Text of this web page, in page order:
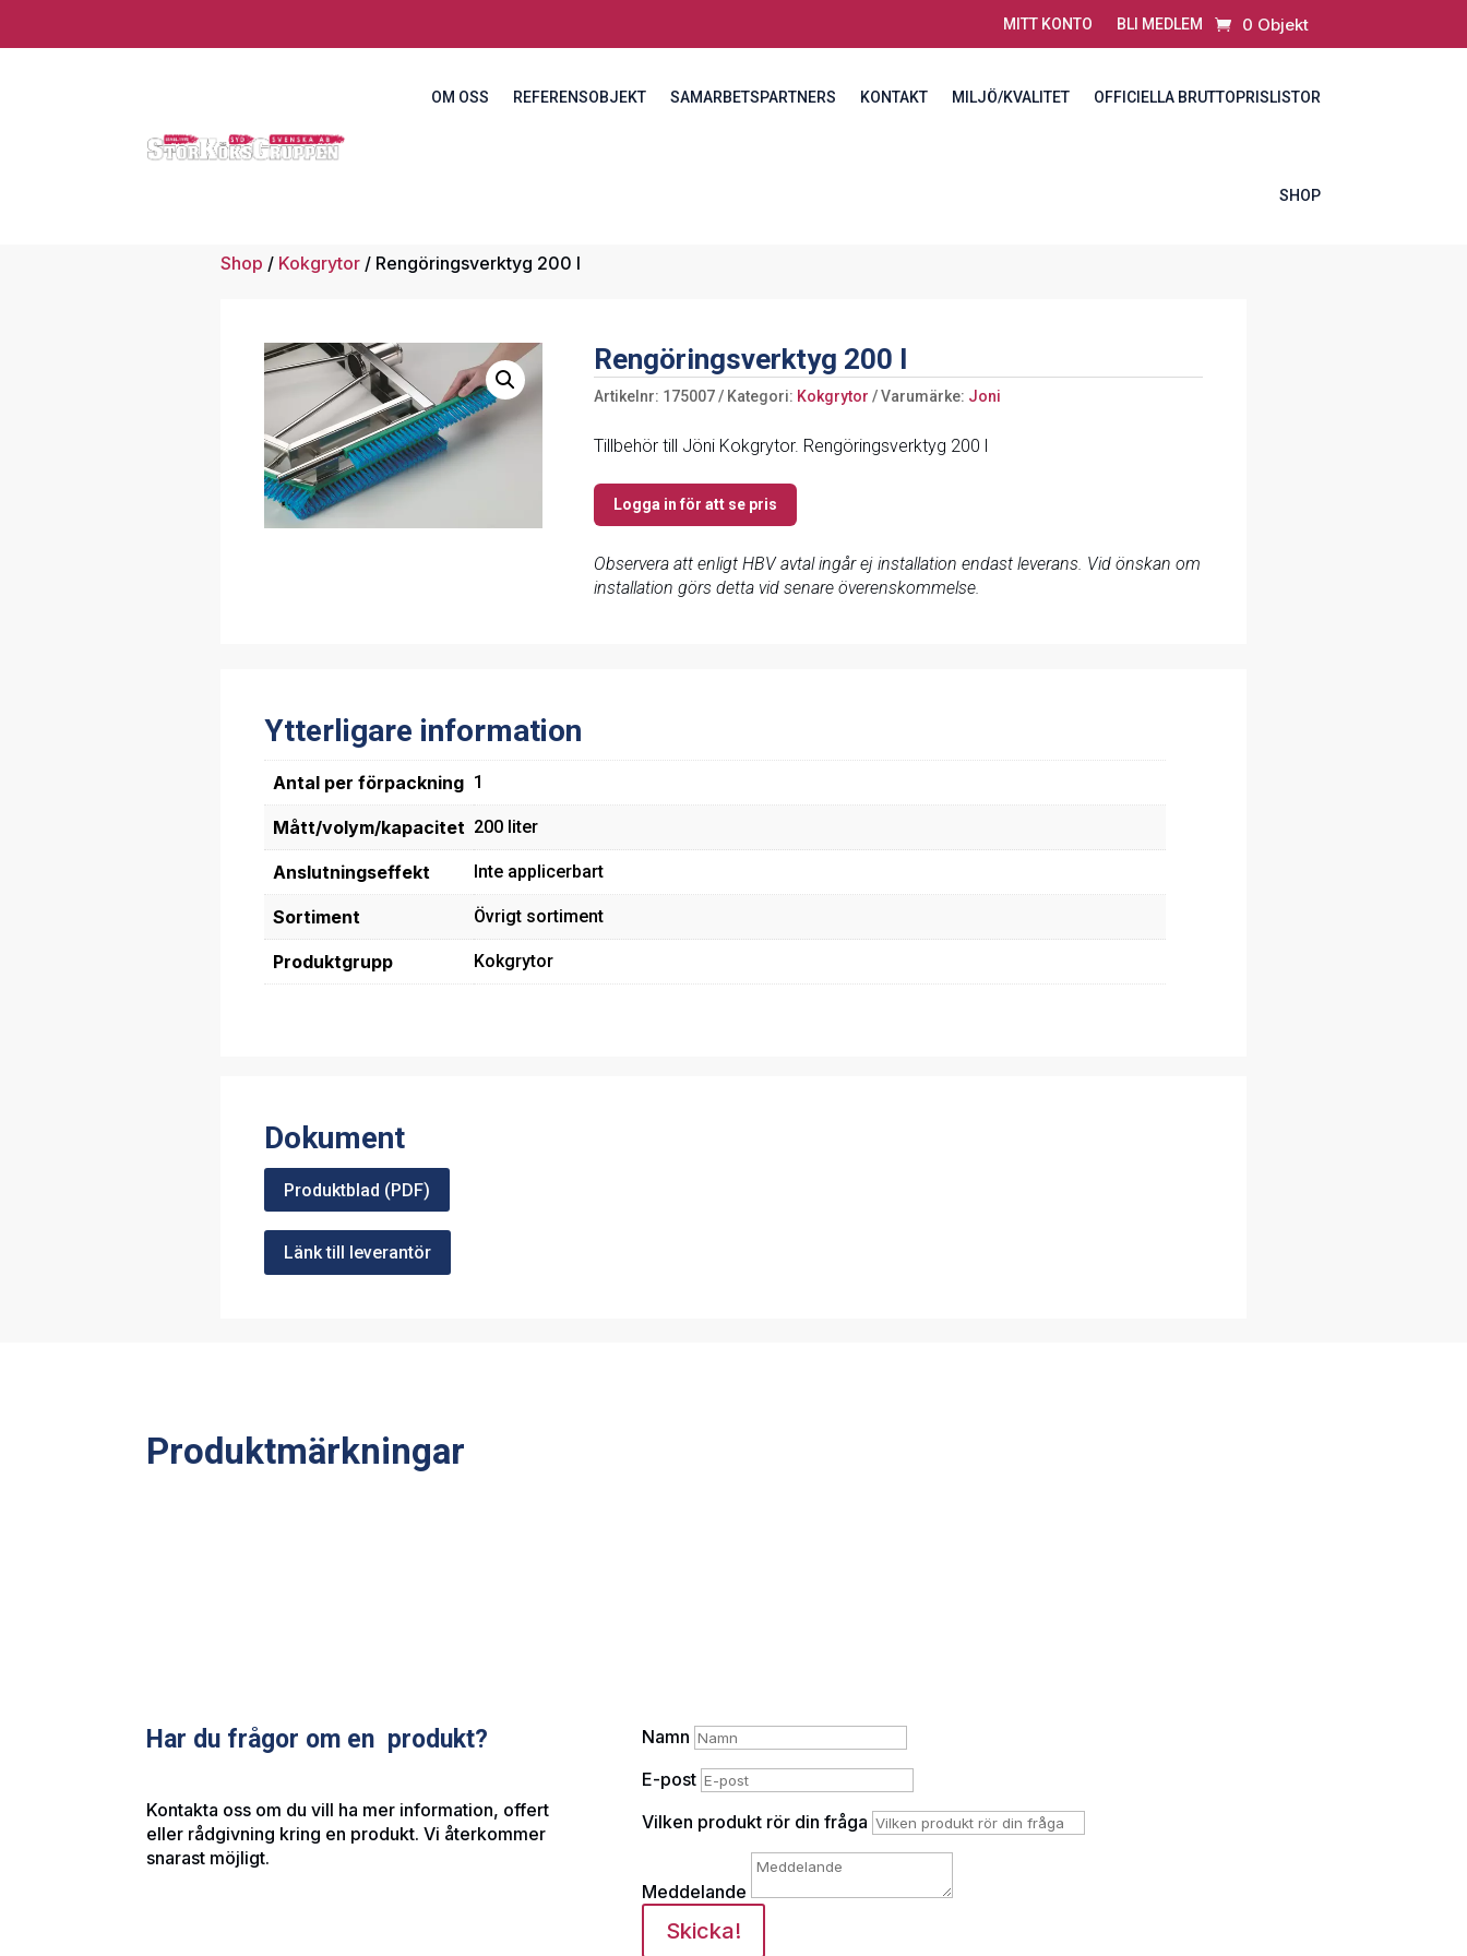
MITT KONTO BLI MEDLEM 0 Objekt
OM OSS REFERENSOBJEKT SAMARBETSPARTNERS KONTAKT MILJÖ/KVALITET OFFICIELLA BRUTTOPRISLISTOR
SHOP
Shop / Kokgrytor/ Rengöringsverktyg 200 l
Rengöringsverktyg 200 l
Artikelnr: 175007 Kategori: Kokgrytor Varumärke: Joni
Tillbehör till Jöni Kokgrytor. Rengöringsverktyg 200 l
Logga in för att se pris
Observera att enligt HBV avtal ingår ej installation endast leverans. Vid önskan om
installation görs detta vid senare överenskommelse.
Ytterligare information
Antal per förpackning 1
Mått/volym/kapacitet 200 liter
Anslutningseffekt Inte applicerbart
Sortiment Övrigt sortiment
Produktgrupp Kokgrytor
Dokument
Produktblad (PDF)
Länk till leverantör
Produktmärkningar
Har du frågor om en produkt?
Kontakta oss om du vill ha mer information, offert
eller rådgivning kring en produkt. Vi återkommer
snarast möjligt.
Namn
E-post
Vilken produkt rör din fråga
Meddelande
Skicka!